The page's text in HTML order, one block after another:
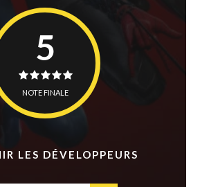
5
NOTE FINALE
LES DÉVELOPPEURS